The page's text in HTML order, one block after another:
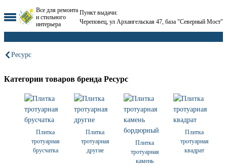
Все для ремонта
и стильного
интерьера
Пункт выдачи:
Череповец, ул Архангельская 47, база "Северный Мост"
Ресурс
Категории товаров бренда Ресурс
Плитка
тротуарная
брусчатка
Плитка
тротуарная
другие
Плитка
тротуарная
камень
Плитка
тротуарная
квадрат